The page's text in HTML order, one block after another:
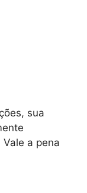
sua
a pena